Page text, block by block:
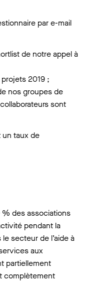
par e-mail
de notre appel à
2019 ;
nos groupes de
sont
un taux de
des associations
pendant la
secteur de l’aide à
aux
partiellement
complètement